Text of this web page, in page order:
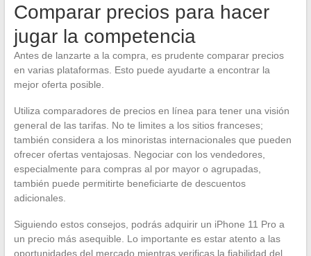
Comparar precios para hacer
jugar la competencia
Antes de lanzarte a la compra, es prudente comparar precios
en varias plataformas. Esto puede ayudarte a encontrar la
mejor oferta posible.
Utiliza comparadores de precios en línea para tener una visión
general de las tarifas. No te limites a los sitios franceses;
también considera a los minoristas internacionales que pueden
ofrecer ofertas ventajosas. Negociar con los vendedores,
especialmente para compras al por mayor o agrupadas,
también puede permitirte beneficiarte de descuentos
adicionales.
Siguiendo estos consejos, podrás adquirir un iPhone 11 Pro a
un precio más asequible. Lo importante es estar atento a las
oportunidades del mercado mientras verificas la fiabilidad del